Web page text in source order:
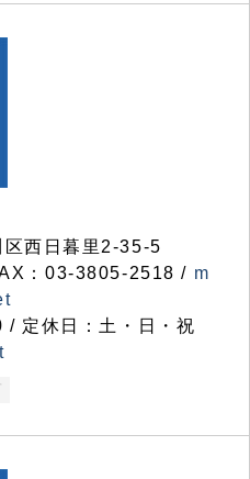
西日暮里2-35-5
：03-3805-2518 / m
定休日：土・日・祝